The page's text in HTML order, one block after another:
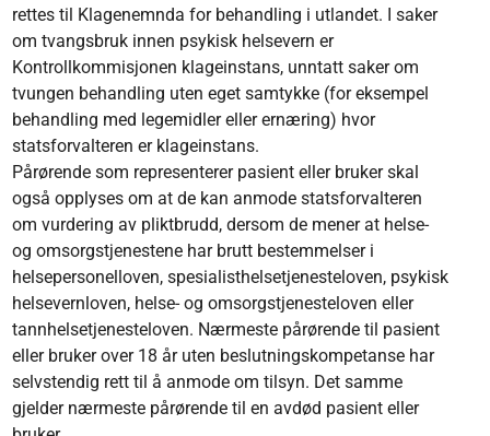
rettes til Klagenemnda for behandling i utlandet. I saker
om tvangsbruk innen psykisk helsevern er
Kontrollkommisjonen klageinstans, unntatt saker om
tvungen behandling uten eget samtykke (for eksempel
behandling med legemidler eller ernæring) hvor
statsforvalteren er klageinstans.
Pårørende som representerer pasient eller bruker skal
også opplyses om at de kan anmode statsforvalteren
om vurdering av pliktbrudd, dersom de mener at helse-
og omsorgstjenestene har brutt bestemmelser i
helsepersonelloven, spesialisthelsetjenesteloven, psykisk
helsevernloven, helse- og omsorgstjenesteloven eller
tannhelsetjenesteloven. Nærmeste pårørende til pasient
eller bruker over 18 år uten beslutningskompetanse har
selvstendig rett til å anmode om tilsyn. Det samme
gjelder nærmeste pårørende til en avdød pasient eller